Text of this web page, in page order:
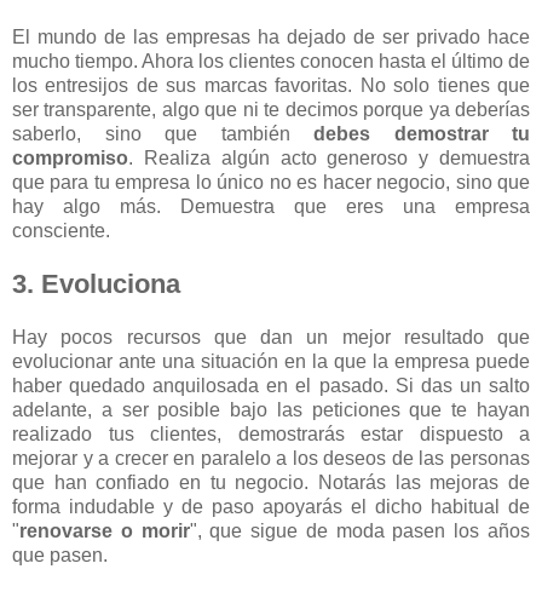
El mundo de las empresas ha dejado de ser privado hace
mucho tiempo. Ahora los clientes conocen hasta el último de
los entresijos de sus marcas favoritas. No solo tienes que
ser transparente, algo que ni te decimos porque ya deberías
saberlo, sino que también debes demostrar tu
compromiso. Realiza algún acto generoso y demuestra
que para tu empresa lo único no es hacer negocio, sino que
hay algo más. Demuestra que eres una empresa
consciente.
3. Evoluciona
Hay pocos recursos que dan un mejor resultado que
evolucionar ante una situación en la que la empresa puede
haber quedado anquilosada en el pasado. Si das un salto
adelante, a ser posible bajo las peticiones que te hayan
realizado tus clientes, demostrarás estar dispuesto a
mejorar y a crecer en paralelo a los deseos de las personas
que han confiado en tu negocio. Notarás las mejoras de
forma indudable y de paso apoyarás el dicho habitual de
"renovarse o morir", que sigue de moda pasen los años
que pasen.